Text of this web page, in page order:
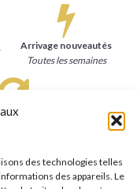
des technologies telles
des appareils. Le
Arrivage nouveautés
Toutes les semaines
remboursé